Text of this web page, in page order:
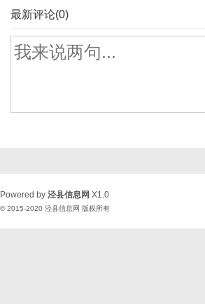
最新评论(0)
Powered by 泾县信息网 X1.0
© 2015-2020 泾县信息网 版权所有